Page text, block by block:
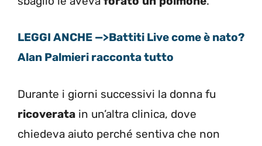
LEGGI ANCHE —>Battiti Live come è nato?
Alan Palmieri racconta tutto
Durante i giorni successivi la donna fu
ricoverata in un’altra clinica, dove
chiedeva aiuto perché sentiva che non